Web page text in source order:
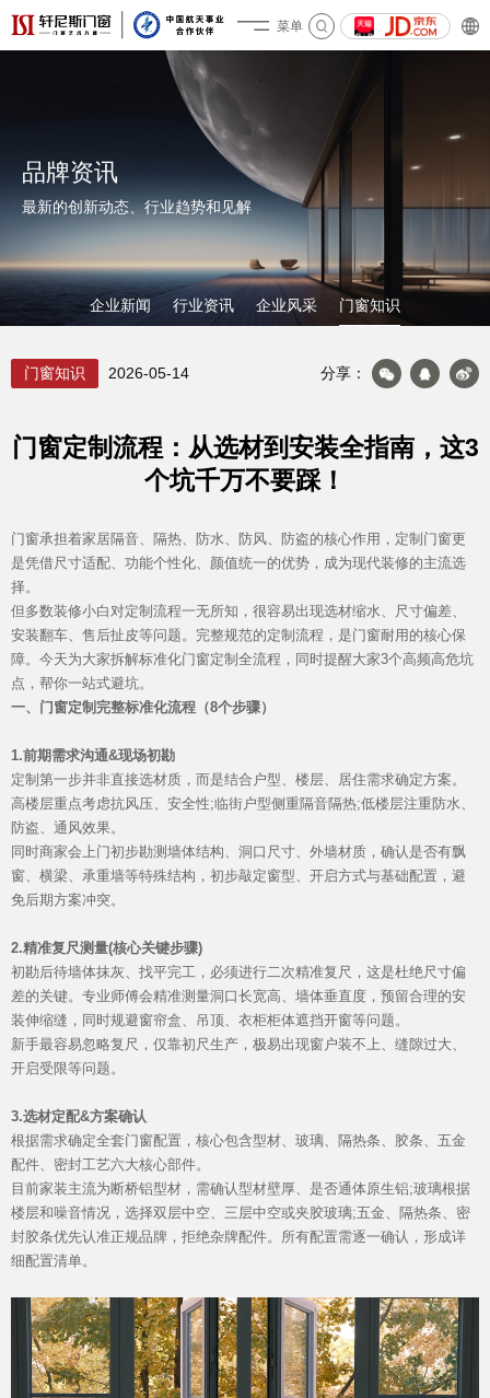
菜单
关于轩尼斯
品质服务
品牌资讯
最新的创新动态、行业趋势和见解
企业新闻 行业资讯 企业风采 门窗知识
门窗知识 2026-05-14 分享：
门窗定制流程：从选材到安装全指南，这3
个坑千万不要踩！
门窗承担着家居隔音、隔热、防水、防风、防盗的核心作用，定制门窗更
是凭借尺寸适配、功能个性化、颜值统一的优势，成为现代装修的主流选
择。
但多数装修小白对定制流程一无所知，很容易出现选材缩水、尺寸偏差、
安装翻车、售后扯皮等问题。完整规范的定制流程，是门窗耐用的核心保
障。今天为大家拆解标准化门窗定制全流程，同时提醒大家3个高频高危坑
点，帮你一站式避坑。
一、门窗定制完整标准化流程（8个步骤）
1.前期需求沟通&现场初勘
定制第一步并非直接选材质，而是结合户型、楼层、居住需求确定方案。
高楼层重点考虑抗风压、安全性;临街户型侧重隔音隔热;低楼层注重防水、
防盗、通风效果。
同时商家会上门初步勘测墙体结构、洞口尺寸、外墙材质，确认是否有飘
窗、横梁、承重墙等特殊结构，初步敲定窗型、开启方式与基础配置，避
免后期方案冲突。
2.精准复尺测量(核心关键步骤)
初勘后待墙体抹灰、找平完工，必须进行二次精准复尺，这是杜绝尺寸偏
差的关键。专业师傅会精准测量洞口长宽高、墙体垂直度，预留合理的安
装伸缩缝，同时规避窗帘盒、吊顶、衣柜柜体遮挡开窗等问题。
新手最容易忽略复尺，仅靠初尺生产，极易出现窗户装不上、缝隙过大、
开启受限等问题。
3.选材定配&方案确认
根据需求确定全套门窗配置，核心包含型材、玻璃、隔热条、胶条、五金
配件、密封工艺六大核心部件。
目前家装主流为断桥铝型材，需确认型材壁厚、是否通体原生铝;玻璃根据
楼层和噪音情况，选择双层中空、三层中空或夹胶玻璃;五金、隔热条、密
封胶条优先认准正规品牌，拒绝杂牌配件。所有配置需逐一确认，形成详
细配置清单。